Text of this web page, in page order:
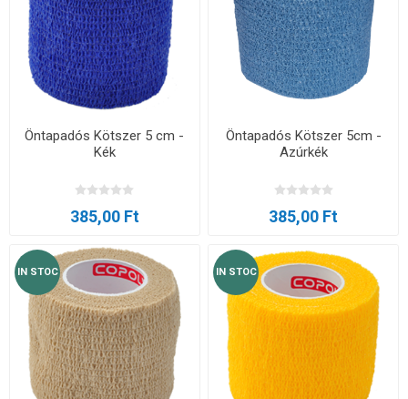
Öntapadós Kötszer 5 cm -
Kék
385,00 Ft
Öntapadós Kötszer 5cm -
Azúrkék
385,00 Ft
IN STOC IN STOC